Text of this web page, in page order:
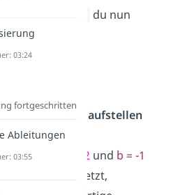
du nun
b auf:
aufstellen
du dann m = 2 und b = -1
einsetzt,
03:24
fortgeschritten
Ableitungen
03:55